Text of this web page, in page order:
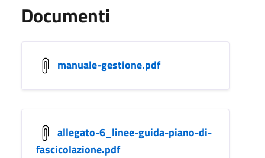
Documenti
manuale-gestione.pdf
allegato-6_linee-guida-piano-di-
fascicolazione.pdf